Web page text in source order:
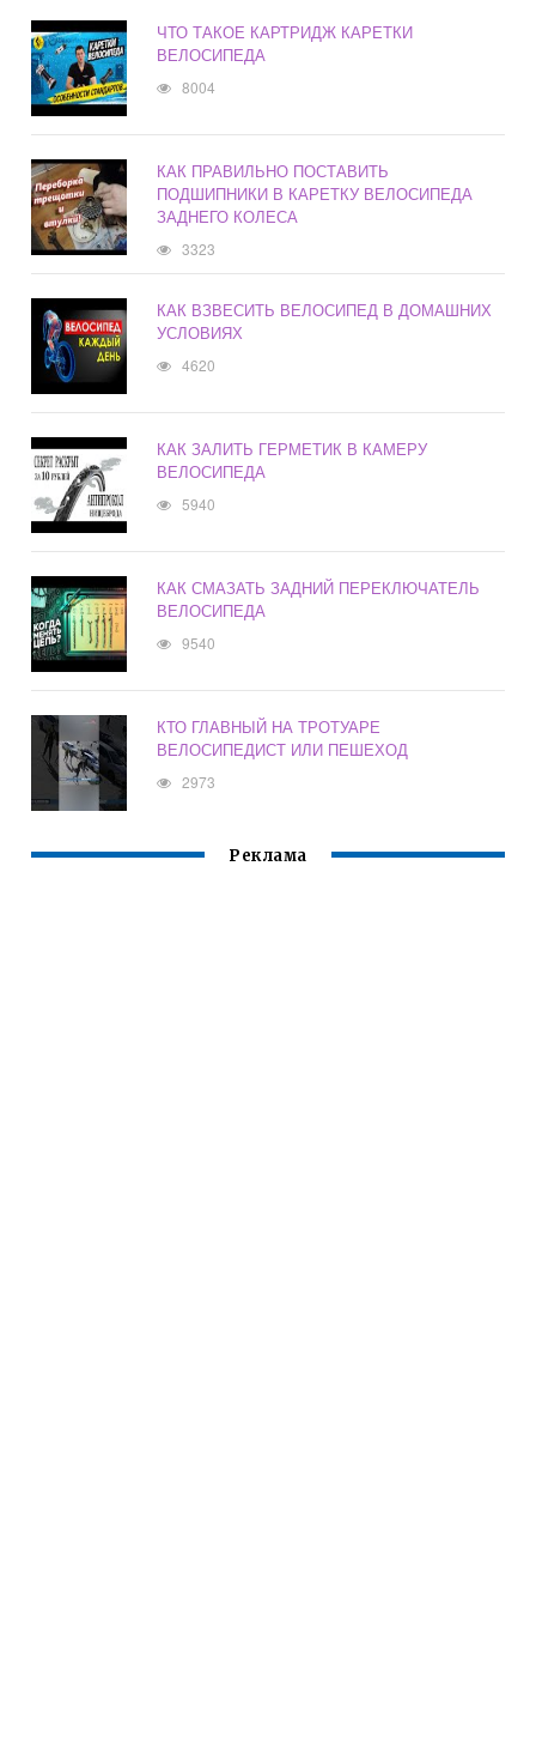
ЧТО ТАКОЕ КАРТРИДЖ КАРЕТКИ
ВЕЛОСИПЕДА
8004
КАК ПРАВИЛЬНО ПОСТАВИТЬ
ПОДШИПНИКИ В КАРЕТКУ ВЕЛОСИПЕДА
ЗАДНЕГО КОЛЕСА
3323
КАК ВЗВЕСИТЬ ВЕЛОСИПЕД В ДОМАШНИХ
УСЛОВИЯХ
4620
КАК ЗАЛИТЬ ГЕРМЕТИК В КАМЕРУ
ВЕЛОСИПЕДА
5940
КАК СМАЗАТЬ ЗАДНИЙ ПЕРЕКЛЮЧАТЕЛЬ
ВЕЛОСИПЕДА
9540
КТО ГЛАВНЫЙ НА ТРОТУАРЕ
ВЕЛОСИПЕДИСТ ИЛИ ПЕШЕХОД
2973
Реклама